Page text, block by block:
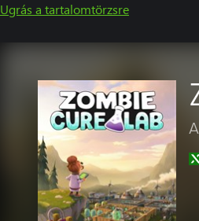
Ugrás a tartalomtörzsre